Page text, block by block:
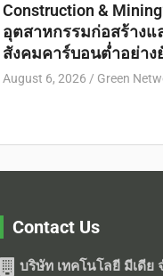
Construction &
อุตสาหกรรมก่อสร้างแ
สังคมคาร์บอนต่ำอย่าง
August 6, 2026 Green
Contact Us
บริษัท เทคโนโลยี มีเดีย